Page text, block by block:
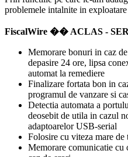
problemele intalnite in
FiscalWire �� ACLAS -
Memorare bonuri in caz
depasire 24 ore, lipsa
automat la remediere
Finalizare fortata bon in
programul de vanzare si
Detectia automata a
deosebit de utila in cazul
adaptoarelor USB-serial
Folosire cu viteza mare
Memorare comunicatie cu